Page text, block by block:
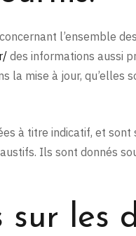
l’ensemble
des informations aussi
mise à jour, qu’elles
à titre indicatif, et sont
Ils sont donnés
les